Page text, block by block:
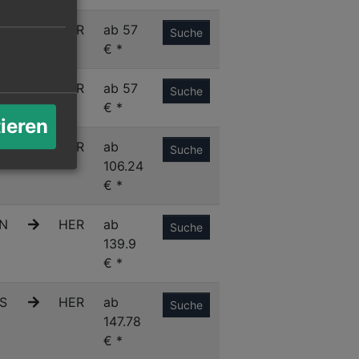
HER
ab 57
€ *
Suche
HER
ab 57
€ *
Suche
HER
ab
106.24
€ *
Suche
HER
ab
139.9
€ *
Suche
HER
ab
147.78
€ *
Suche